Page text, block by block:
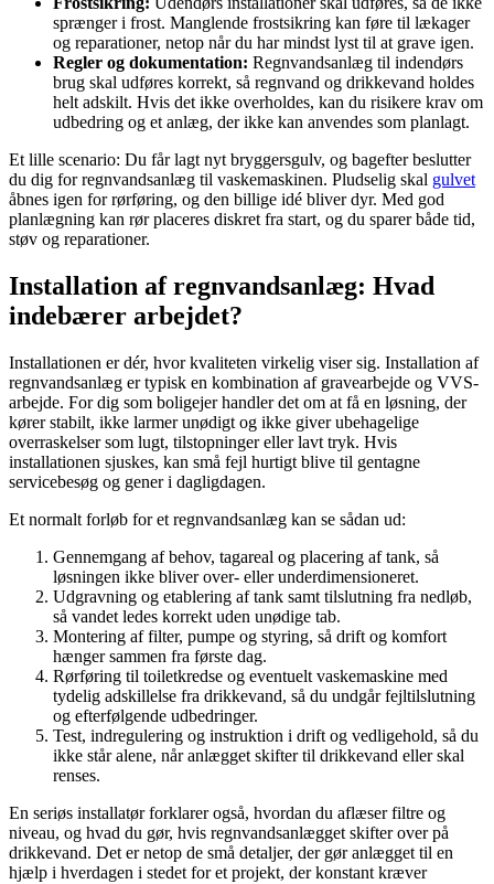
sprænger i frost. Manglende frostsikring kan føre til lækager
og reparationer, netop når du har mindst lyst til at grave igen.
Regler og dokumentation: Regnvandsanlæg til indendørs
brug skal udføres korrekt, så regnvand og drikkevand holdes
helt adskilt. Hvis det ikke overholdes, kan du risikere krav om
udbedring og et anlæg, der ikke kan anvendes som planlagt.
Et lille scenario: Du får lagt nyt bryggersgulv, og bagefter beslutter
du dig for regnvandsanlæg til vaskemaskinen. Pludselig skal gulvet
åbnes igen for rørføring, og den billige idé bliver dyr. Med god
planlægning kan rør placeres diskret fra start, og du sparer både tid,
støv og reparationer.
Installation af regnvandsanlæg: Hvad
indebærer arbejdet?
Installationen er dér, hvor kvaliteten virkelig viser sig. Installation af
regnvandsanlæg er typisk en kombination af gravearbejde og VVS-
arbejde. For dig som boligejer handler det om at få en løsning, der
kører stabilt, ikke larmer unødigt og ikke giver ubehagelige
overraskelser som lugt, tilstopninger eller lavt tryk. Hvis
installationen sjuskes, kan små fejl hurtigt blive til gentagne
servicebesøg og gener i dagligdagen.
Et normalt forløb for et regnvandsanlæg kan se sådan ud:
Gennemgang af behov, tagareal og placering af tank, så
løsningen ikke bliver over- eller underdimensioneret.
Udgravning og etablering af tank samt tilslutning fra nedløb,
så vandet ledes korrekt uden unødige tab.
Montering af filter, pumpe og styring, så drift og komfort
hænger sammen fra første dag.
Rørføring til toiletkredse og eventuelt vaskemaskine med
tydelig adskillelse fra drikkevand, så du undgår fejltilslutning
og efterfølgende udbedringer.
Test, indregulering og instruktion i drift og vedligehold, så du
ikke står alene, når anlægget skifter til drikkevand eller skal
renses.
En seriøs installatør forklarer også, hvordan du aflæser filtre og
niveau, og hvad du gør, hvis regnvandsanlægget skifter over på
drikkevand. Det er netop de små detaljer, der gør anlægget til en
hjælp i hverdagen i stedet for et projekt, der konstant kræver